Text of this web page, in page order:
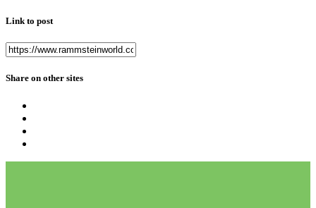
Link to post
Share on other sites